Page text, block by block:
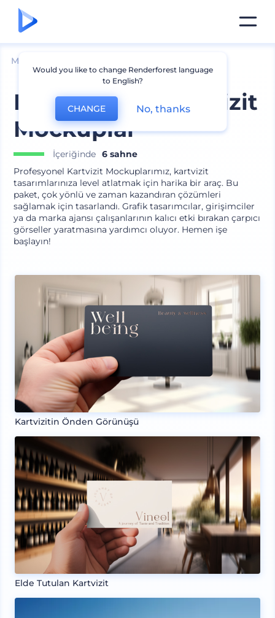
Mockuplar
Profesyonel Kartvizit
Mockuplar
İçeriğinde 6 sahne
Profesyonel Kartvizit Mockuplarımız, kartvizit
tasarımlarınıza level atlatmak için harika bir araç. Bu
paket, çok yönlü ve zaman kazandıran çözümleri
sağlamak için tasarlandı. Grafik tasarımcılar, girişimciler
ya da marka ajansı çalışanlarının kalıcı etki bırakan çarpıcı
görseller yaratmasına yardımcı oluyor. Hemen işe
başlayın!
Kartvizitin Önden Görünüşü
Elde Tutulan Kartvizit
Would you like to change Renderforest language
to English?
CHANGE No, thanks